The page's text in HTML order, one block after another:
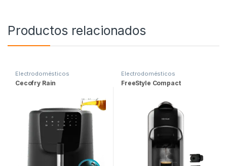
Productos relacionados
Electrodomésticos
Cecofry Rain
Electrodomésticos
FreeStyle Compact